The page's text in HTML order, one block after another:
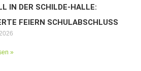
IN DER SCHILDE-HALLE:
FEIERN SCHULABSCHLUSS
»